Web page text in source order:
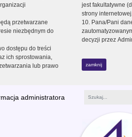
przetwarzane
niezbędnym do
dostępu do treści
ich sprostowania,
lub prawo
jest fakultatywne
strony
10. Pana/Pani
decyzji przez
zamknij
administratora